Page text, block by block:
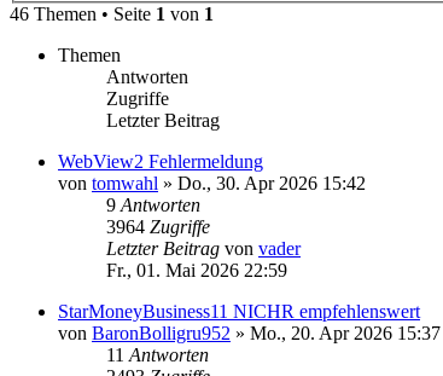
46 Themen • Seite 1 von 1
Themen
Antworten
Zugriffe
Letzter Beitrag
WebView2 Fehlermeldung
von tomwahl » Do., 30. Apr 2026 15:42
9 Antworten
3964 Zugriffe
Letzter Beitrag von vader
Fr., 01. Mai 2026 22:59
StarMoneyBusiness11 NICHR empfehlenswert
von BaronBolligru952 » Mo., 20. Apr 2026 15:37
11 Antworten